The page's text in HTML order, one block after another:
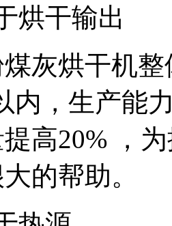
干输出
烘干机整
内，生产能
高20% ，
的帮助。